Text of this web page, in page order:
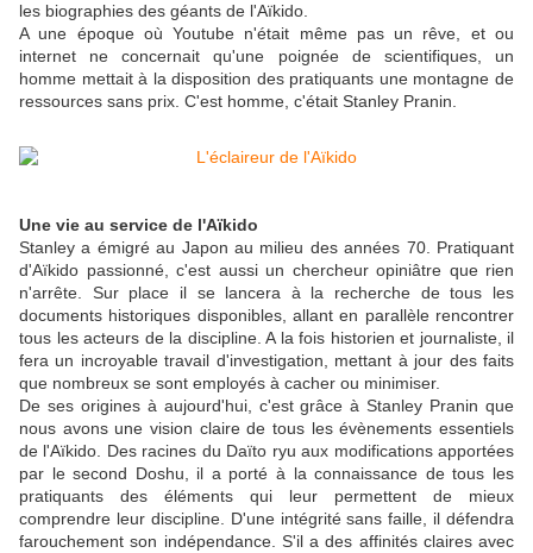
les biographies des géants de l'Aïkido.
A une époque où Youtube n'était même pas un rêve, et ou
internet ne concernait qu'une poignée de scientifiques, un
homme mettait à la disposition des pratiquants une montagne de
ressources sans prix. C'est homme, c'était Stanley Pranin.
Une vie au service de l'Aïkido
Stanley a émigré au Japon au milieu des années 70. Pratiquant
d'Aïkido passionné, c'est aussi un chercheur opiniâtre que rien
n'arrête. Sur place il se lancera à la recherche de tous les
documents historiques disponibles, allant en parallèle rencontrer
tous les acteurs de la discipline. A la fois historien et journaliste, il
fera un incroyable travail d'investigation, mettant à jour des faits
que nombreux se sont employés à cacher ou minimiser.
De ses origines à aujourd'hui, c'est grâce à Stanley Pranin que
nous avons une vision claire de tous les évènements essentiels
de l'Aïkido. Des racines du Daïto ryu aux modifications apportées
par le second Doshu, il a porté à la connaissance de tous les
pratiquants des éléments qui leur permettent de mieux
comprendre leur discipline. D'une intégrité sans faille, il défendra
farouchement son indépendance. S'il a des affinités claires avec